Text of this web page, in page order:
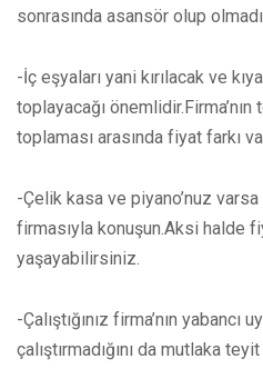
sonrasında asansör olup
-İç eşyaları yani kırılacak ve
toplayacağı önemlidir.Firma’nın
toplaması arasında fiyat farkı
-Çelik kasa ve piyano’nuz
firmasıyla konuşun.Aksi halde
yaşayabilirsiniz.
-Çalıştığınız firma’nın yabancı
çalıştırmadığını da mutlaka